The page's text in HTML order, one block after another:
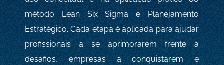
método Lean Six Sigma e Planejamento
Estratégico. Cada etapa é aplicada para ajudar
profissionais a se aprimorarem frente a
desafios, empresas a conquistarem e